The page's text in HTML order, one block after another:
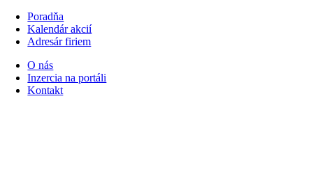
Poradňa
Kalendár akcií
Adresár firiem
O nás
Inzercia na portáli
Kontakt